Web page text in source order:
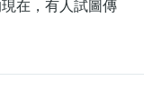
在，有人試圖傳